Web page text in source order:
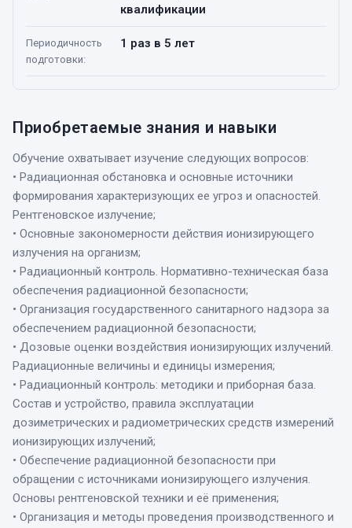
квалификации
Периодичность
подготовки:
1 раз в 5 лет
Приобретаемые знания и навыки
Обучение охватывает изучение следующих вопросов:
• Радиационная обстановка и основные источники
формирования характеризующих ее угроз и опасностей.
Рентгеновское излучение;
• Основные закономерности действия ионизирующего
излучения на организм;
• Радиационный контроль. Нормативно-техническая база
обеспечения радиационной безопасности;
• Организация государственного санитарного надзора за
обеспечением радиационной безопасности;
• Дозовые оценки воздействия ионизирующих излучений.
Радиационные величины и единицы измерения;
• Радиационный контроль: методики и приборная база.
Состав и устройство, правила эксплуатации
дозиметрических и радиометрических средств измерений
ионизирующих излучений;
• Обеспечение радиационной безопасности при
обращении с источниками ионизирующего излучения.
Основы рентгеновской техники и её применения;
• Организация и методы проведения производственного и